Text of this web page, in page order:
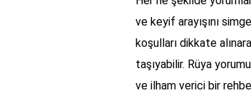
ve keyif arayışını
koşulları dikkate
taşıyabilir. Rüya
ve ilham verici bir